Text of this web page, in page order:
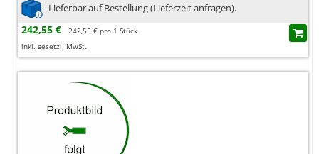
Lieferbar auf Bestellung (Lieferzeit anfragen).
242,55 €
242,55 € pro 1 Stück
inkl. gesetzl. MwSt.